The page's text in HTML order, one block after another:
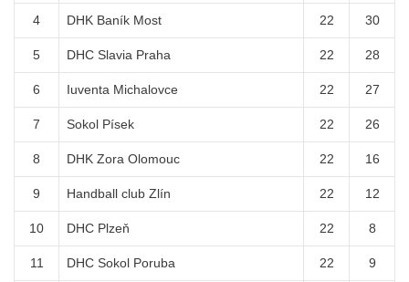
4 DHK Baník Most 22 30
5 DHC Slavia Praha 22 28
6 Iuventa Michalovce 22 27
7 Sokol Písek 22 26
8 DHK Zora Olomouc 22 16
9 Handball club Zlín 22 12
10 DHC Plzeň 22 8
11 DHC Sokol Poruba 22 9